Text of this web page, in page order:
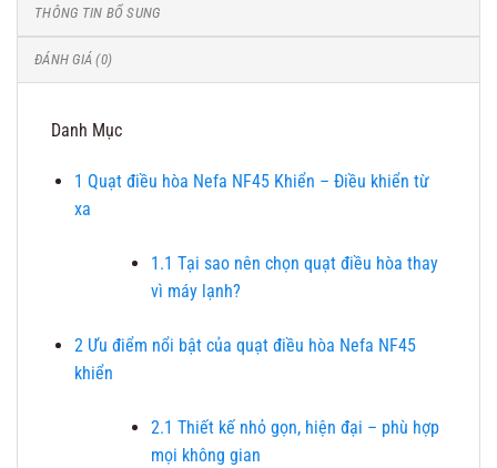
THÔNG TIN BỔ SUNG
ĐÁNH GIÁ (0)
Danh Mục
1 Quạt điều hòa Nefa NF45 Khiển – Điều khiển từ
xa
1.1 Tại sao nên chọn quạt điều hòa thay
vì máy lạnh?
2Ưu điểm nổi bật của quạt điều hòa Nefa NF45
khiển
2.1 Thiết kế nhỏ gọn, hiện đại – phù hợp
mọi không gian